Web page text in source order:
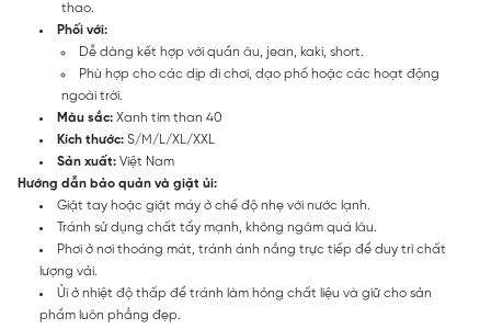
thao.
Phối với:
Dễ dàng kết hợp với quần âu, jean, kaki, short.
Phù hợp cho các dịp đi chơi, dạo phố hoặc các hoạt động
ngoài trời.
Màu sắc: Xanh tím than 40
Kích thước: S/M/L/XL/XXL
Sản xuất: Việt Nam
Hướng dẫn bảo quản và giặt ủi:
Giặt tay hoặc giặt máy ở chế độ nhẹ với nước lạnh.
Tránh sử dụng chất tẩy mạnh, không ngâm quá lâu.
Phơi ở nơi thoáng mát, tránh ánh nắng trực tiếp để duy trì chất
lượng vải.
Ủi ở nhiệt độ thấp để tránh làm hỏng chất liệu và giữ cho sản
phẩm luôn phẳng đẹp.